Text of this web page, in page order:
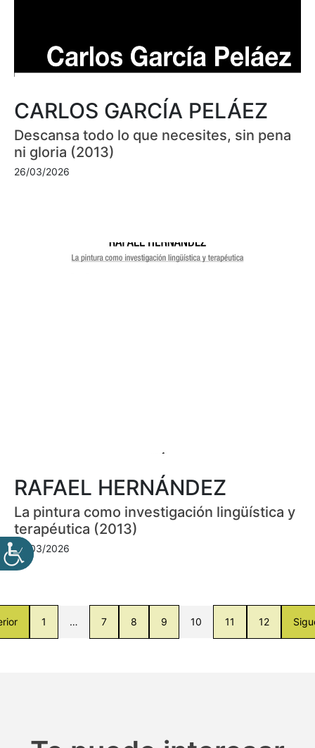
CARLOS GARCÍA PELÁEZ
Descansa todo lo que necesites, sin pena
ni gloria (2013)
26/03/2026
RAFAEL HERNÁNDEZ
La pintura como investigación lingüística y
terapéutica (2013)
23/03/2026
1 … 7 8 9 10 11 12